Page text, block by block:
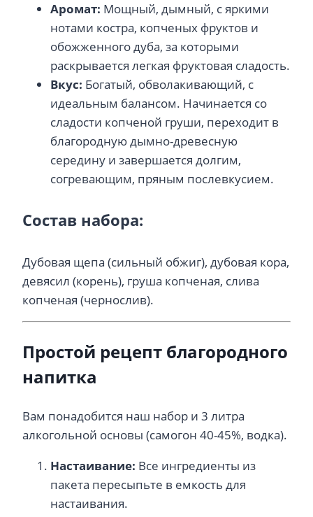
Аромат: Мощный, дымный, с яркими
нотами костра, копченых фруктов и
обожженного дуба, за которыми
раскрывается легкая фруктовая сладость.
Вкус: Богатый, обволакивающий, с
идеальным балансом. Начинается со
сладости копченой груши, переходит в
благородную дымно-древесную
середину и завершается долгим,
согревающим, пряным послевкусием.
Состав набора:
Дубовая щепа (сильный обжиг), дубовая кора,
девясил (корень), груша копченая, слива
копченая (чернослив).
Простой рецепт благородного
напитка
Вам понадобится наш набор и 3 литра
алкогольной основы (самогон 40-45%, водка).
Настаивание: Все ингредиенты из
пакета пересыпьте в емкость для
настаивания.